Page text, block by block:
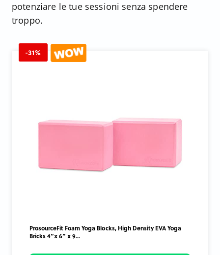
potenziare le tue sessioni senza spendere
troppo.
-31%
ProsourceFit Foam Yoga Blocks, High Density EVA Yoga
Bricks 4”x 6” x 9...